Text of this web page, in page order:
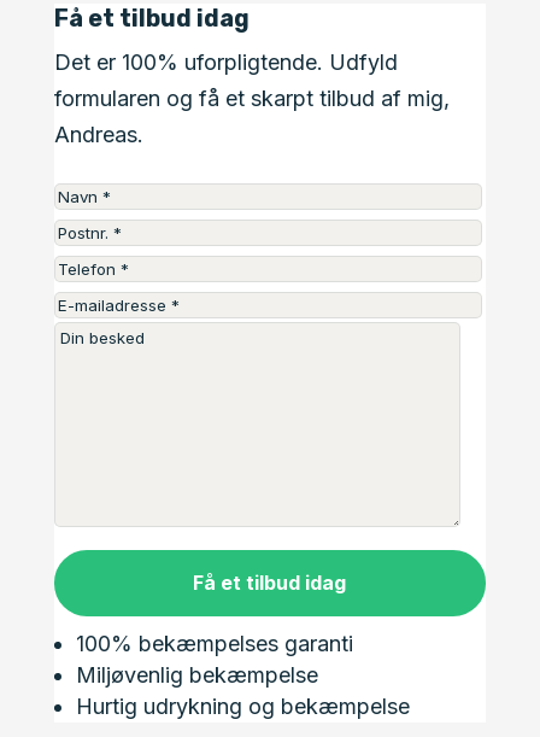
Få et tilbud idag
Det er 100% uforpligtende. Udfyld
formularen og få et skarpt tilbud af mig,
Andreas.
Få et tilbud idag
100% bekæmpelses garanti
Miljøvenlig bekæmpelse
Hurtig udrykning og bekæmpelse